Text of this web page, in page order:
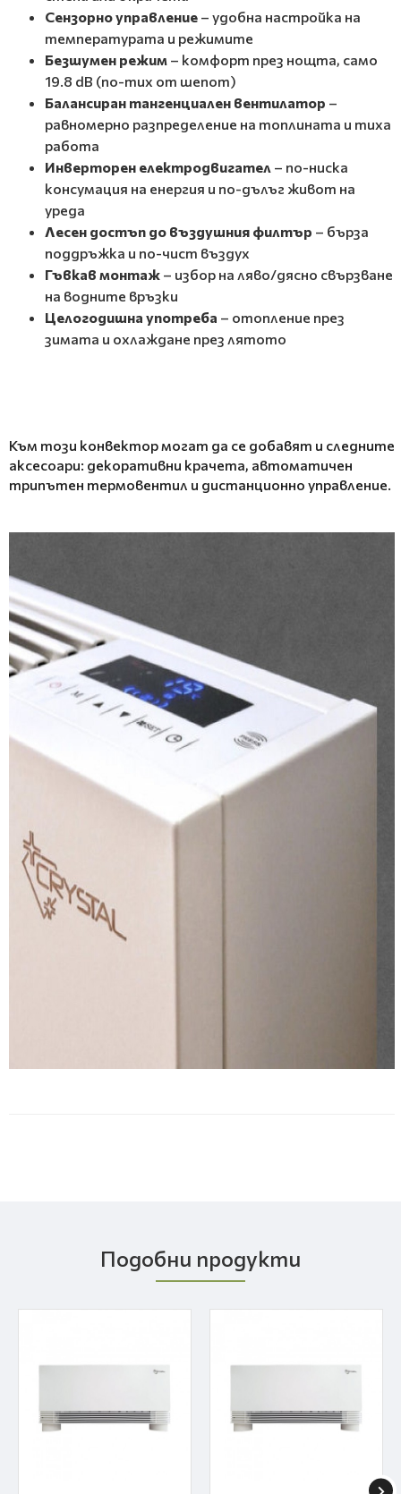
Сензорно управление – удобна настройка на
температурата и режимите
Безшумен режим – комфорт през нощта, само
19.8 dB (по-тих от шепот)
Балансиран тангенциален вентилатор –
равномерно разпределение на топлината и тиха
работа
Инверторен електродвигател – по-ниска
консумация на енергия и по-дълъг живот на
уреда
Лесен достъп до въздушния филтър – бърза
поддръжка и по-чист въздух
Гъвкав монтаж – избор на ляво/дясно свързване
на водните връзки
Целогодишна употреба – отопление през
зимата и охлаждане през лятото
Към този конвектор могат да се добавят и следните
аксесоари: декоративни крачета, автоматичен
трипътен термовентил и дистанционно управление.
Подобни продукти